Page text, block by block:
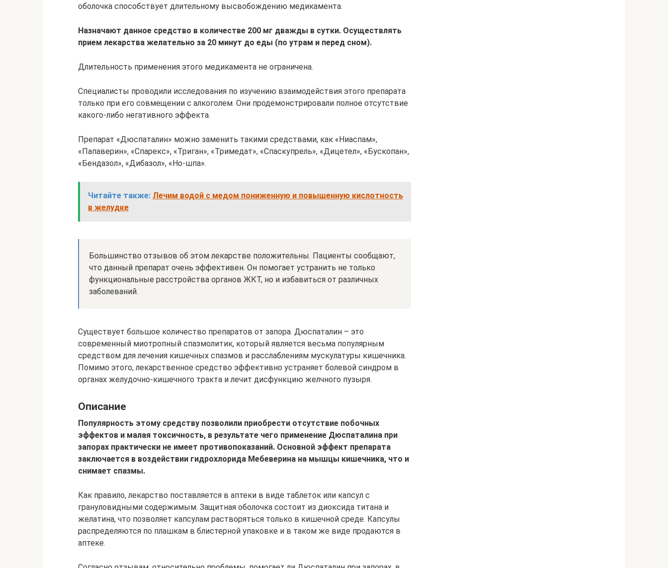
оболочка способствует длительному высвобождению медикамента.
Назначают данное средство в количестве 200 мг дважды в сутки. Осуществлять
прием лекарства желательно за 20 минут до еды (по утрам и перед сном).
Длительность применения этого медикамента не ограничена.
Специалисты проводили исследования по изучению взаимодействия этого препарата
только при его совмещении с алкоголем. Они продемонстрировали полное отсутствие
какого-либо негативного эффекта.
Препарат «Дюспаталин» можно заменить такими средствами, как «Ниаспам»,
«Папаверин», «Спарекс», «Триган», «Тримедат», «Спаскупрель», «Дицетел», «Бускопан»,
«Бендазол», «Дибазол», «Но-шпа».
Читайте также: Лечим водой с медом пониженную и повышенную кислотность
в желудке
Большинство отзывов об этом лекарстве положительны. Пациенты сообщают,
что данный препарат очень эффективен. Он помогает устранить не только
функциональные расстройства органов ЖКТ, но и избавиться от различных
заболеваний.
Существует большое количество препаратов от запора. Дюспаталин – это
современный миотропный спазмолитик, который является весьма популярным
средством для лечения кишечных спазмов и расслаблениям мускулатуры кишечника.
Помимо этого, лекарственное средство эффективно устраняет болевой синдром в
органах желудочно-кишечного тракта и лечит дисфункцию желчного пузыря.
Описание
Популярность этому средству позволили приобрести отсутствие побочных
эффектов и малая токсичность, в результате чего применение Дюспаталина при
запорах практически не имеет противопоказаний. Основной эффект препарата
заключается в воздействии гидрохлорида Мебеверина на мышцы кишечника, что и
снимает спазмы.
Как правило, лекарство поставляется в аптеки в виде таблеток или капсул с
грануловидными содержимым. Защитная оболочка состоит из диоксида титана и
желатина, что позволяет капсулам растворяться только в кишечной среде. Капсулы
распределяются по плашкам в блистерной упаковке и в таком же виде продаются в
аптеке.